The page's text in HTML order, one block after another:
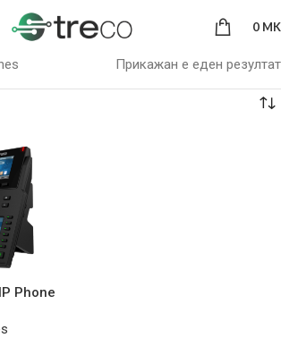
0
Прикажан е еден резултат
Phone